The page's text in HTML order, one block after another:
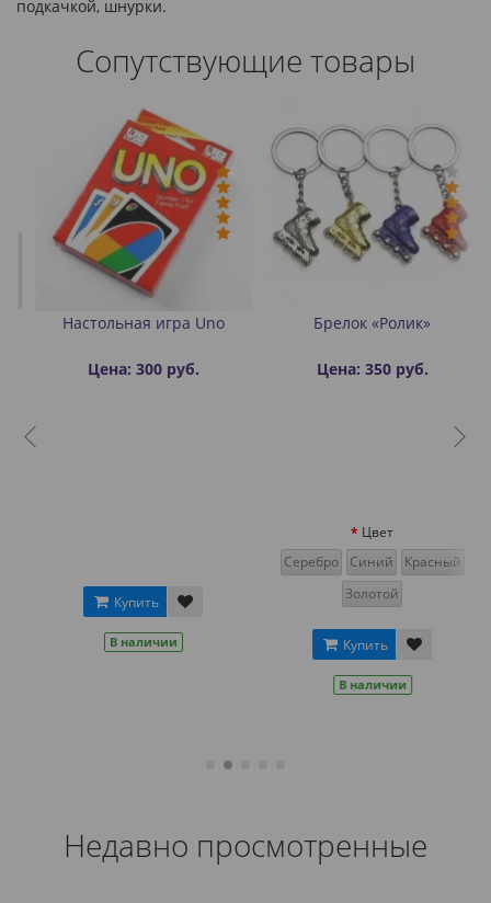
подкачкой, шнурки.
Сопутствующие товары
Настольная игра Uno
Цена: 300 руб.
Купить
В наличии
Брелок «Ролик»
Цена: 350 руб.
Цвет
Серебро Синий Красный
Золотой
Купить
В наличии
Недавно просмотренные